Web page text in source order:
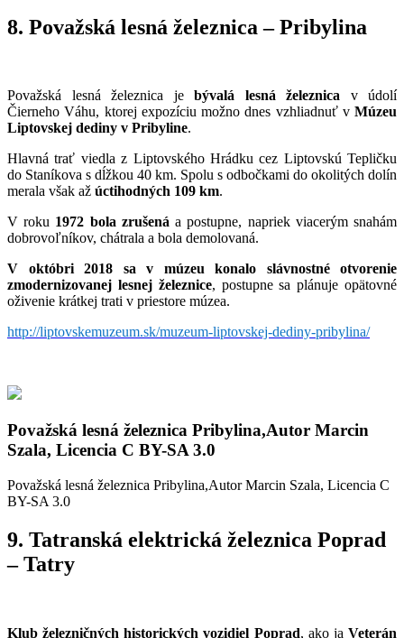
8. Považská lesná železnica – Pribylina
Považská lesná železnica jebývalá lesná železnica v údolí
Čierneho Váhu, ktorej expozíciu možno dnes vzhliadnuť v Múzeu
Liptovskej dediny v Pribyline.
Hlavná trať viedla z Liptovského Hrádku cez Liptovskú Tepličku
do Staníkova s dĺžkou 40 km. Spolu s odbočkami do okolitých dolín
merala však až úctihodných 109 km.
V roku 1972 bola zrušenáa postupne, napriek viacerým snahám
dobrovoľníkov, chátrala a bola demolovaná.
V októbri 2018 sa v múzeu konalo slávnostné otvorenie
zmodernizovanej lesnej železnice, postupne sa plánuje opätovné
oživenie krátkej trati v priestore múzea.
http://liptovskemuzeum.sk/muzeum-liptovskej-dediny-pribylina/
Považská lesná železnica Pribylina,Autor Marcin
Szala, Licencia C BY-SA 3.0
Považská lesná železnica Pribylina,Autor Marcin Szala, Licencia C
BY-SA 3.0
9. Tatranská elektrická železnica Poprad
– Tatry
Klub železničných historických vozidiel Poprad, ako jaVeterán